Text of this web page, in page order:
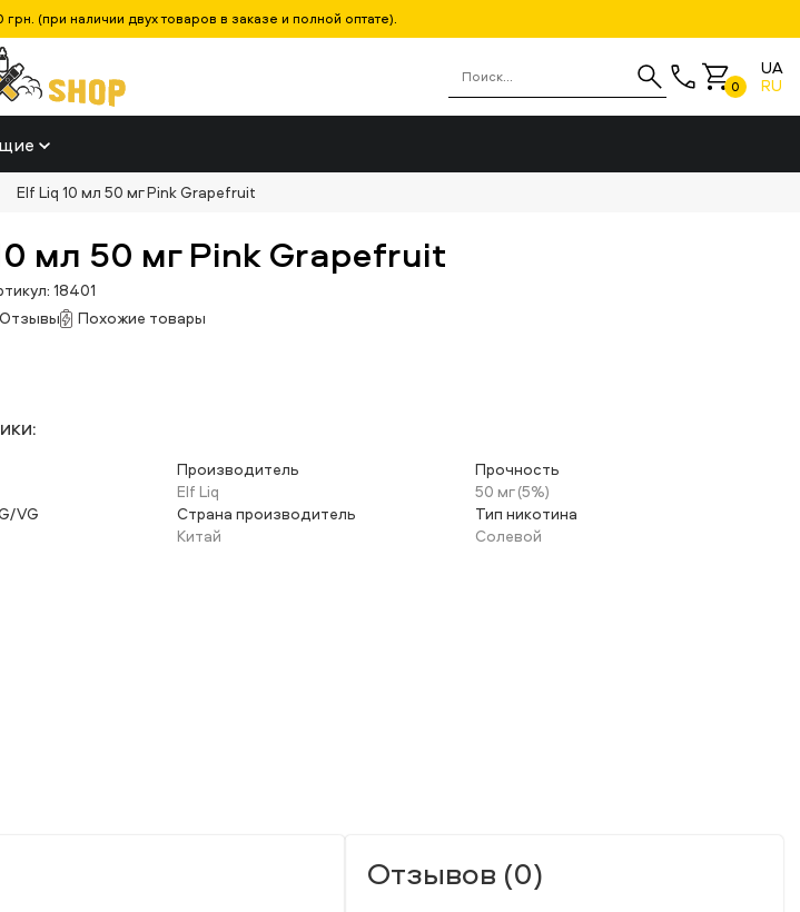
(при наличии двух товаров в заказе и полной оптате).
0
UA
RU
Elf Liq 10 мл 50 мг Pink Grapefruit
мл 50 мг Pink Grapefruit
18401
Отзывы Похожие товары
Производитель
Elf Liq
Прочность
50 мг (5%)
VG
Страна производитель
Китай
Тип никотина
Солевой
Отзывов (0)